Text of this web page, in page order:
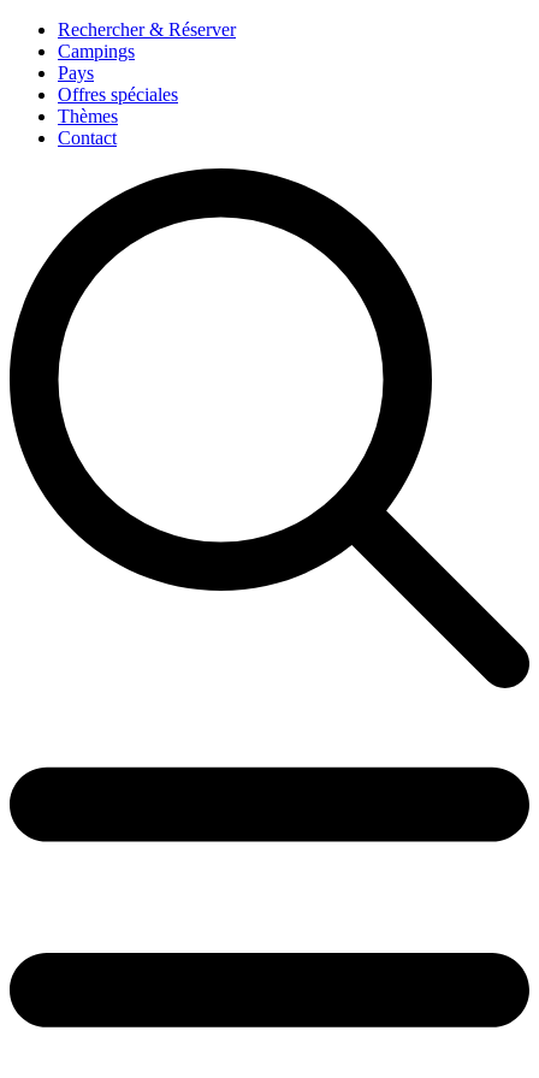
Rechercher & Réserver
Campings
Pays
Offres spéciales
Thèmes
Contact